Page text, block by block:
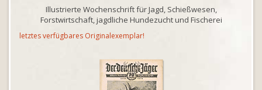
Illustrierte Wochenschrift für Jagd, Schießwesen,
Forstwirtschaft, jagdliche Hundezucht und Fischerei
letztes verfügbares Originalexemplar!